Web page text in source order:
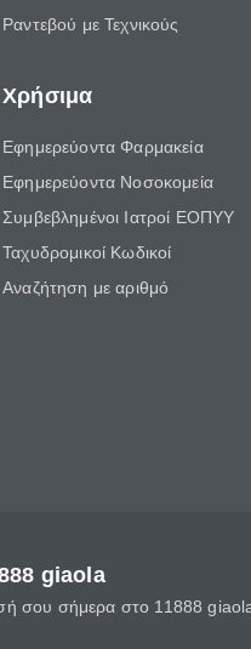
Ραντεβού με Τεχνικούς
Χρήσιμα
Εφημερεύοντα Φαρμακεία
Εφημερεύοντα Νοσοκομεία
Συμβεβλημένοι Ιατροί ΕΟΠΥΥ
Ταχυδρομικοί Κωδικοί
Αναζήτηση με αριθμό
giaola
σου σήμερα στο 11888